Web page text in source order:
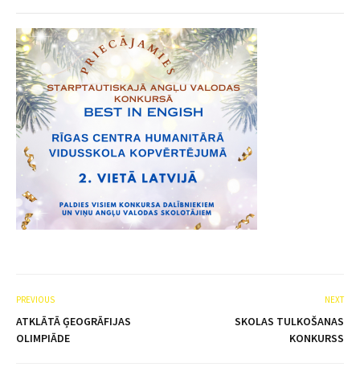
PREVIOUS
ATKLĀTĀ ĢEOGRĀFIJAS
OLIMPIĀDE
NEXT
SKOLAS TULKOŠANAS
KONKURSS